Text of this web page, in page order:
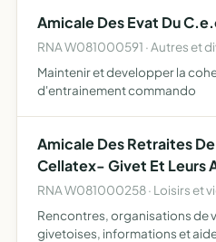
Amicale Des Evat Du
RNA W081000591 · Autres et
Maintenir et developper la
d'entrainement commando
Amicale Des Retraites
Cellatex- Givet Et Leurs
RNA W081000258 · Loisirs et
Rencontres, organisations de
givetoises, informations et